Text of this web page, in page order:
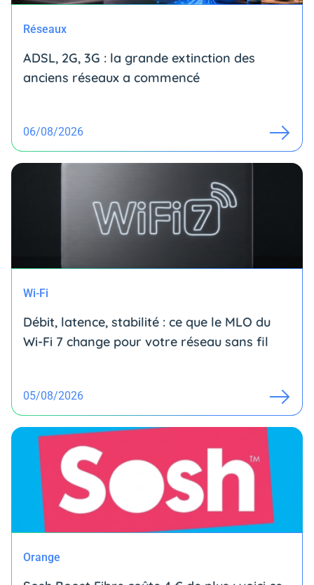
Réseaux
ADSL, 2G, 3G : la grande extinction des
anciens réseaux a commencé
06/08/2026
Wi-Fi
Débit, latence, stabilité : ce que le MLO du
Wi-Fi 7 change pour votre réseau sans fil
05/08/2026
Orange